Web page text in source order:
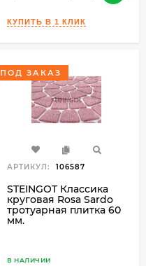
ПОД ЗАКАЗ
АРТИКУЛ: 106587
STEINGOT Классика
круговая Rosa Sardo
тротуарная плитка 60
мм.
В НАЛИЧИИ